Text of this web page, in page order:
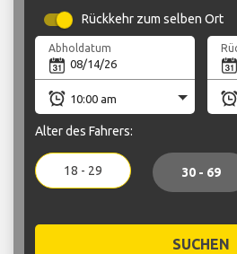
Rückkehr zum selben Ort
Abholdatum
Alter des Fahrers:
18 - 29 30 - 69
SUCHEN